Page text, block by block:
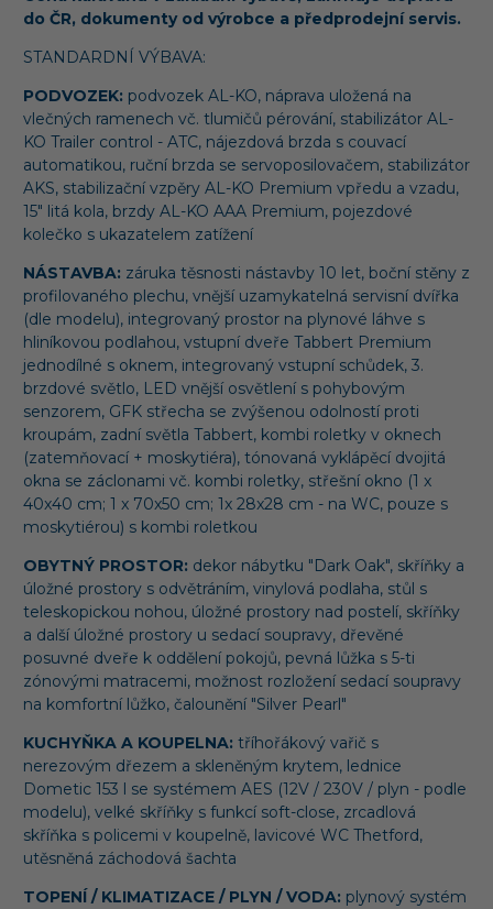
do ČR, dokumenty od výrobce a předprodejní servis.
STANDARDNÍ VÝBAVA:
PODVOZEK: podvozek AL-KO, náprava uložená na
vlečných ramenech vč. tlumičů pérování, stabilizátor AL-
KO Trailer control - ATC, nájezdová brzda s couvací
automatikou, ruční brzda se servoposilovačem, stabilizátor
AKS, stabilizační vzpěry AL-KO Premium vpředu a vzadu,
15" litá kola, brzdy AL-KO AAA Premium, pojezdové
kolečko s ukazatelem zatížení
NÁSTAVBA: záruka těsnosti nástavby 10 let, boční stěny z
profilovaného plechu, vnější uzamykatelná servisní dvířka
(dle modelu), integrovaný prostor na plynové láhve s
hliníkovou podlahou, vstupní dveře Tabbert Premium
jednodílné s oknem, integrovaný vstupní schůdek, 3.
brzdové světlo, LED vnější osvětlení s pohybovým
senzorem, GFK střecha se zvýšenou odolností proti
kroupám, zadní světla Tabbert, kombi roletky v oknech
(zatemňovací + moskytiéra), tónovaná vyklápěcí dvojitá
okna se záclonami vč. kombi roletky, střešní okno (1 x
40x40 cm; 1 x 70x50 cm; 1x 28x28 cm - na WC, pouze s
moskytiérou) s kombi roletkou
OBYTNÝ PROSTOR: dekor nábytku "Dark Oak", skříňky a
úložné prostory s odvětráním, vinylová podlaha, stůl s
teleskopickou nohou, úložné prostory nad postelí, skříňky
a další úložné prostory u sedací soupravy, dřevěné
posuvné dveře k oddělení pokojů, pevná lůžka s 5-ti
zónovými matracemi, možnost rozložení sedací soupravy
na komfortní lůžko, čalounění "Silver Pearl"
KUCHYŇKA A KOUPELNA: tříhořákový vařič s
nerezovým dřezem a skleněným krytem, lednice
Dometic 153 l se systémem AES (12V / 230V / plyn - podle
modelu), velké skříňky s funkcí soft-close, zrcadlová
skříňka s policemi v koupelně, lavicové WC Thetford,
utěsněná záchodová šachta
TOPENÍ / KLIMATIZACE / PLYN / VODA: plynový systém